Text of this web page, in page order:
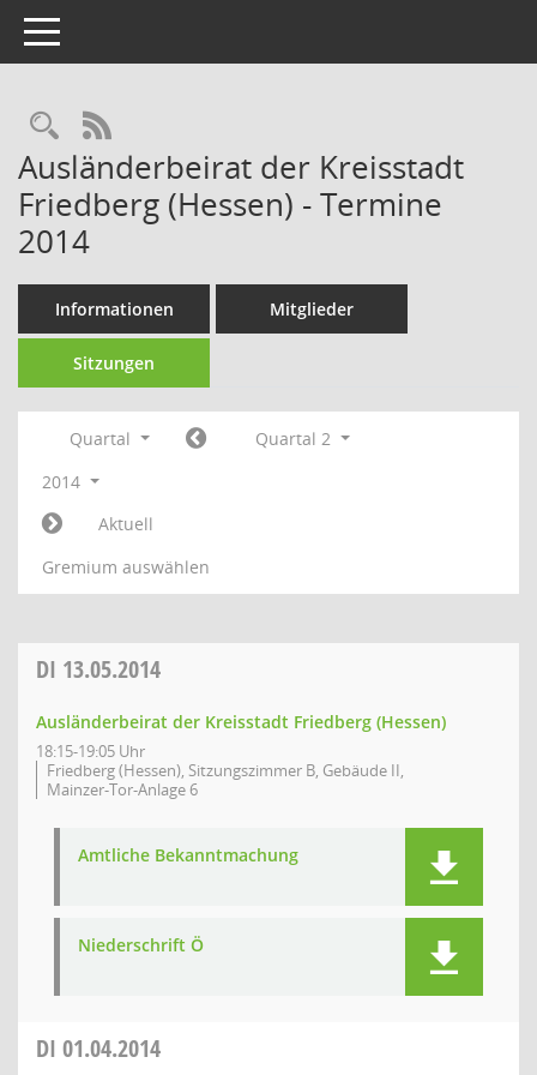
Toggle navigation
Rechercheauswahl
RSS-Feed
Ausländerbeirat der Kreisstadt
Friedberg (Hessen) - Termine
2014
Informationen Mitglieder
Sitzungen
Quartal
Quartal 2
2014
Aktuell
Gremium auswählen
DI 13.05.2014
Ausländerbeirat der Kreisstadt Friedberg (Hessen)
18:15-19:05 Uhr
Friedberg (Hessen), Sitzungszimmer B, Gebäude II,
Mainzer-Tor-Anlage 6
Amtliche Bekanntmachung
Niederschrift Ö
DI 01.04.2014